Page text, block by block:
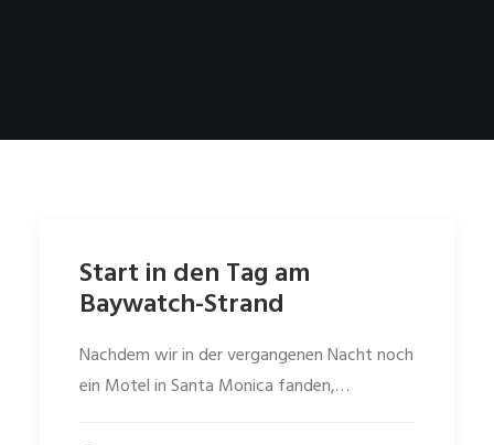
Start in den Tag am
Baywatch-Strand
Nachdem wir in der vergangenen Nacht noch
ein Motel in Santa Monica fanden,…